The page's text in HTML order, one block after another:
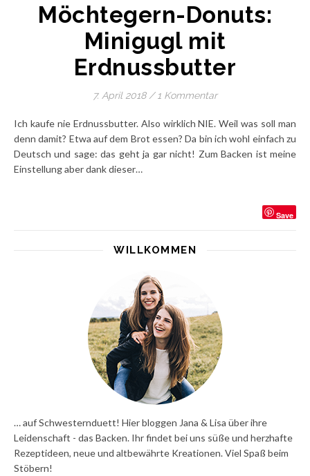
Möchtegern-Donuts:
Minigugl mit
Erdnussbutter
7. April 2018 / 1 Kommentar
Ich kaufe nie Erdnussbutter. Also wirklich NIE. Weil was soll man
denn damit? Etwa auf dem Brot essen? Da bin ich wohl einfach zu
Deutsch und sage: das geht ja gar nicht! Zum Backen ist meine
Einstellung aber dank dieser…
Save
WILLKOMMEN
… auf Schwesternduett! Hier bloggen Jana & Lisa über ihre
Leidenschaft - das Backen. Ihr findet bei uns süße und herzhafte
Rezeptideen, neue und altbewährte Kreationen. Viel Spaß beim
Stöbern!